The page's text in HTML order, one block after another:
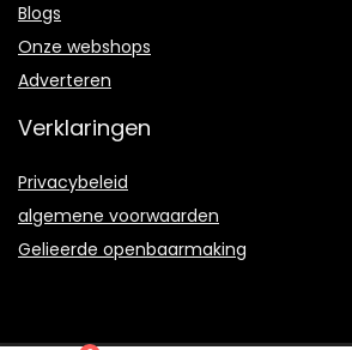
Blogs
Onze webshops
Adverteren
Verklaringen
Privacybeleid
algemene voorwaarden
Gelieerde openbaarmaking